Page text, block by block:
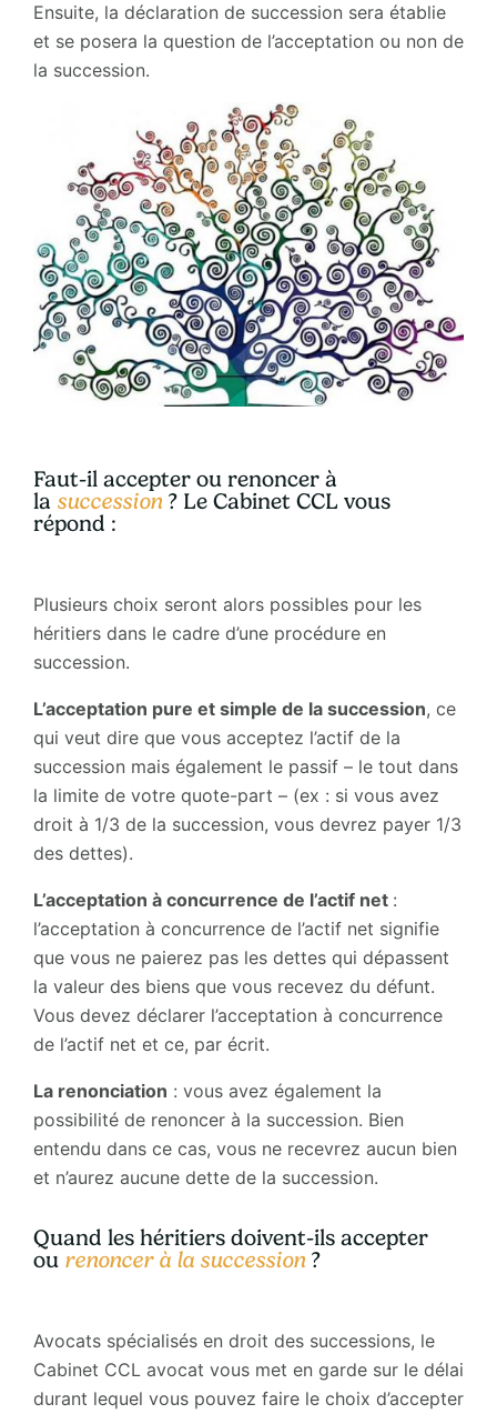
Ensuite, la déclaration de succession sera établie
et se posera la question de l’acceptation ou non de
la succession.
Faut-il accepter ou renoncer à
la succession ? Le Cabinet CCL vous
répond :
Plusieurs choix seront alors possibles pour les
héritiers dans le cadre d’une procédure en
succession.
L’acceptation pure et simple de la succession, ce
qui veut dire que vous acceptez l’actif de la
succession mais également le passif – le tout dans
la limite de votre quote-part – (ex : si vous avez
droit à 1/3 de la succession, vous devrez payer 1/3
des dettes).
L’acceptation à concurrence de l’actif net :
l’acceptation à concurrence de l’actif net signifie
que vous ne paierez pas les dettes qui dépassent
la valeur des biens que vous recevez du défunt.
Vous devez déclarer l’acceptation à concurrence
de l’actif net et ce, par écrit.
La renonciation : vous avez également la
possibilité de renoncer à la succession. Bien
entendu dans ce cas, vous ne recevrez aucun bien
et n’aurez aucune dette de la succession.
Quand les héritiers doivent-ils accepter
ou renoncer à la succession ?
Avocats spécialisés en droit des successions, le
Cabinet CCL avocat vous met en garde sur le délai
durant lequel vous pouvez faire le choix d’accepter